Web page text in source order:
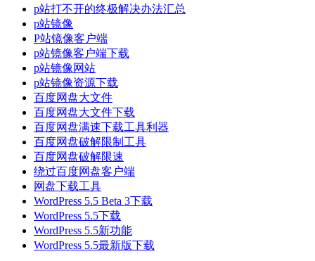
p站打不开的终极解决办法汇总
p站镜像
P站镜像客户端
p站镜像客户端下载
p站镜像网站
p站镜像资源下载
百度网盘大文件
百度网盘大文件下载
百度网盘满速下载工具利器
百度网盘破解限制工具
百度网盘破解限速
绕过百度网盘客户端
网盘下载工具
WordPress 5.5 Beta 3下载
WordPress 5.5下载
WordPress 5.5新功能
WordPress 5.5最新版下载